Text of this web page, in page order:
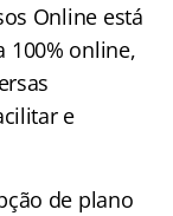
Online está
100% online,
e
de plano